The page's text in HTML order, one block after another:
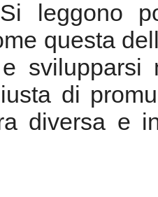
Si leggono
questa
di
diversa e